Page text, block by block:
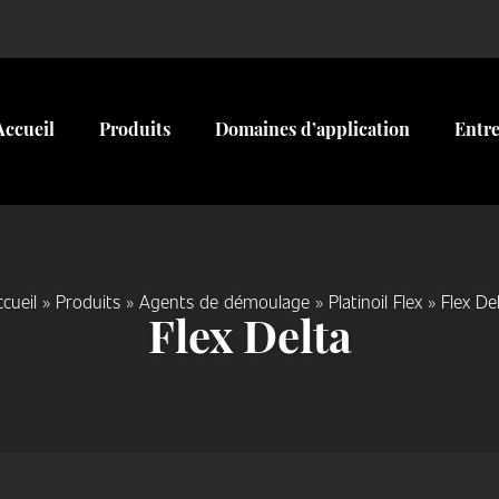
Produits Domaines d’application
» Produits» Agents de démoulage» Platinoil Flex» Flex
Flex Delta